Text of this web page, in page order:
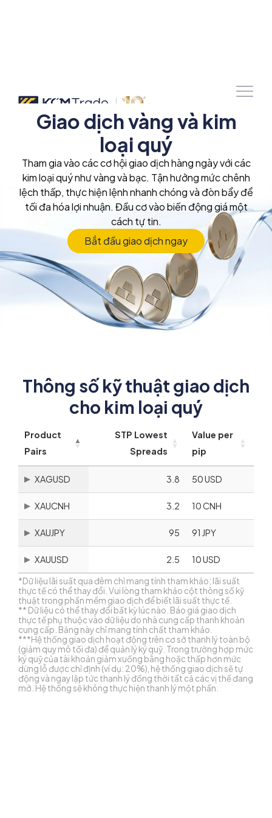
Giao dịch vàng và kim
loại quý
Tham gia vào các cơ hội giao dịch hàng ngày với các
kim loại quý như vàng và bạc. Tận hưởng mức chênh
lệch thấp, thực hiện lệnh nhanh chóng và đòn bẩy để
tối đa hóa lợi nhuận. Đầu cơ vào biến động giá một
cách tự tin.
Bắt đầu giao dịch ngay
Thông số kỹ thuật giao dịch
cho kim loại quý
Product
Pairs
STP Lowest
Spreads
Value per
pip
XAGUSD 3.8 50 USD
XAUCNH 3.2 10 CNH
XAUJPY 95 91 JPY
XAUUSD 2.5 10 USD
*Dữ liệu lãi suất qua đêm chỉ mang tính tham khảo; lãi suất
thực tế có thể thay đổi. Vui lòng tham khảo cột thông số kỹ
thuật trong phần mềm giao dịch để biết lãi suất thực tế.
** Dữ liệu có thể thay đổi bất kỳ lúc nào. Báo giá giao dịch
thực tế phụ thuộc vào dữ liệu do nhà cung cấp thanh khoản
cung cấp. Bảng này chỉ mang tính chất tham khảo.
***Hệ thống giao dịch hoạt động trên cơ sở thanh lý toàn bộ
(giảm quy mô tối đa) để quản lý ký quỹ. Trong trường hợp mức
ký quỹ của tài khoản giảm xuống bằng hoặc thấp hơn mức
dừng lỗ được chỉ định (ví dụ: 20%), hệ thống giao dịch sẽ tự
động và ngay lập tức thanh lý đồng thời tất cả các vị thế đang
mở. Hệ thống sẽ không thực hiện thanh lý một phần.